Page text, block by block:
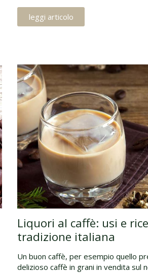
leggi articolo
Liquori al caffè: usi e
tradizione italiana
Un buon caffè, per esempio quello
delizioso caffè in grani in vendita sul